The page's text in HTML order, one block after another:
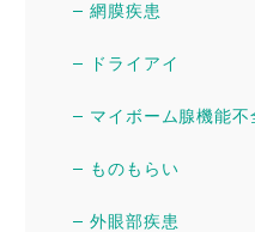
網膜疾患
ドライアイ
マイボーム腺機能不
ものもらい
外眼部疾患